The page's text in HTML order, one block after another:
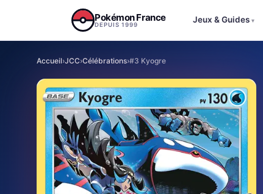
Pokémon France
DEPUIS 1999
Jeux & Guides ▾
Accueil›JCC›Célébrations›#3 Kyogre